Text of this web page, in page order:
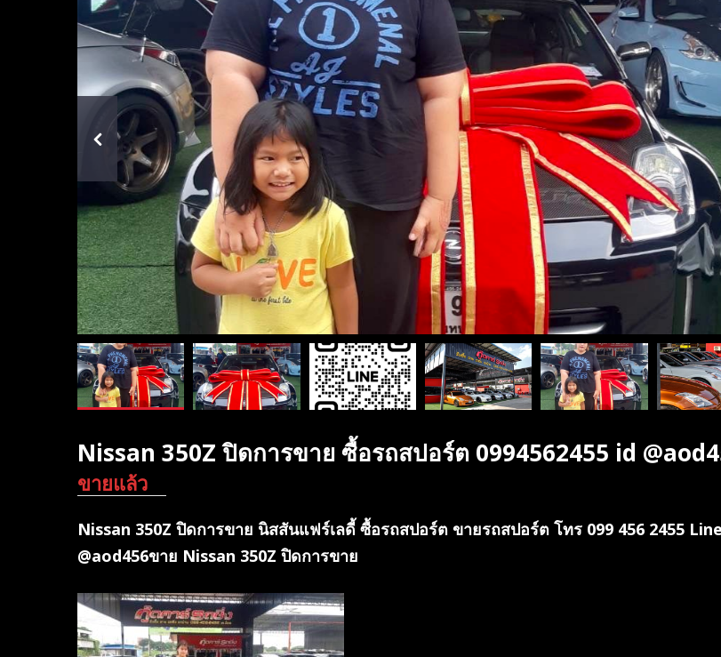
Nissan 350Z ปิดการขาย ซื้อรถสปอร์ต 0994562455 id
ขายแล้ว
Nissan 350Z ปิดการขาย นิสสันแฟร์เลดี้ ซื้อรถสปอร์ต ขายรถสปอร์ต โทร 099 456 2455
@aod456ขาย Nissan 350Z ปิดการขาย